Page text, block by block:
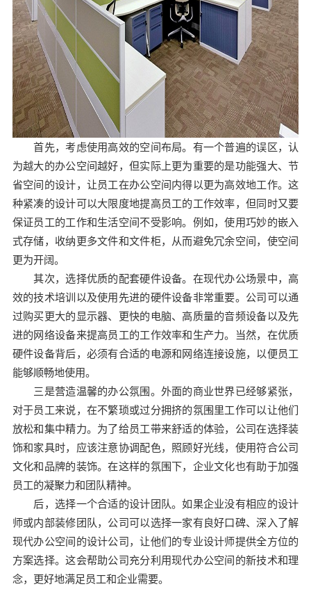
首先，考虑使用高效的空间布局。有一个普遍的误区，认
为越大的办公空间越好，但实际上更为重要的是功能强大、节
省空间的设计，让员工在办公空间内得以更为高效地工作。这
种紧凑的设计可以大限度地提高员工的工作效率，但同时又要
保证员工的工作和生活空间不受影响。例如，使用巧妙的嵌入
式存储，收纳更多文件和文件柜，从而避免冗余空间，使空间
更为开阔。
其次，选择优质的配套硬件设备。在现代办公场景中，高
效的技术培训以及使用先进的硬件设备非常重要。公司可以通
过购买更大的显示器、更快的电脑、高质量的音频设备以及先
进的网络设备来提高员工的工作效率和生产力。当然，在优质
硬件设备背后，必须有合适的电源和网络连接设施，以便员工
能够顺畅地使用。
三是营造温馨的办公氛围。外面的商业世界已经够紧张，
对于员工来说，在不繁琐或过分拥挤的氛围里工作可以让他们
放松和集中精力。为了给员工带来舒适的体验，公司在选择装
饰和家具时，应该注意协调配色，照顾好光线，使用符合公司
文化和品牌的装饰。在这样的氛围下，企业文化也有助于加强
员工的凝聚力和团队精神。
后，选择一个合适的设计团队。如果企业没有相应的设计
师或内部装修团队，公司可以选择一家有良好口碑、深入了解
现代办公空间的设计公司，让他们的专业设计师提供全方位的
方案选择。这会帮助公司充分利用现代办公空间的新技术和理
念，更好地满足员工和企业需要。